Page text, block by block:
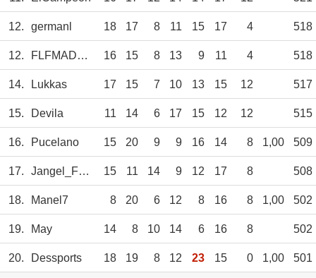
12. germanl 18 17 8 11 15 17 4 518
12. FLFMADREDEDIOS 16 15 8 13 9 11 4 518
14. Lukkas 17 15 7 10 13 15 12 517
15. Devila 11 14 6 17 15 12 12 515
16. Pucelano 15 20 9 9 16 14 8 1,00 509
17. Jangel_Fdez 15 11 14 9 12 17 8 508
18. Manel7 8 20 6 12 8 16 8 1,00 502
19. May 14 8 10 14 6 16 8 502
20. Dessports 18 19 8 12 23 15 0 1,00 501